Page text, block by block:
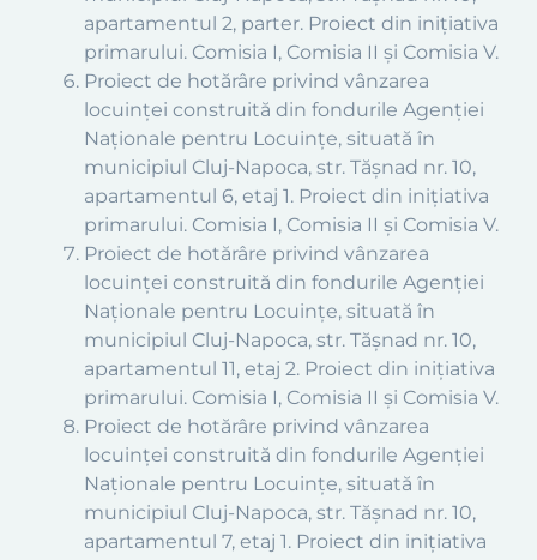
apartamentul 2, parter. Proiect din inițiativa
primarului. Comisia I, Comisia II și Comisia V.
Proiect de hotărâre privind vânzarea
locuinței construită din fondurile Agenției
Naționale pentru Locuințe, situată în
municipiul Cluj-Napoca, str. Tășnad nr. 10,
apartamentul 6, etaj 1. Proiect din inițiativa
primarului. Comisia I, Comisia II și Comisia V.
Proiect de hotărâre privind vânzarea
locuinței construită din fondurile Agenției
Naționale pentru Locuințe, situată în
municipiul Cluj-Napoca, str. Tășnad nr. 10,
apartamentul 11, etaj 2. Proiect din inițiativa
primarului. Comisia I, Comisia II și Comisia V.
Proiect de hotărâre privind vânzarea
locuinței construită din fondurile Agenției
Naționale pentru Locuințe, situată în
municipiul Cluj-Napoca, str. Tășnad nr. 10,
apartamentul 7, etaj 1. Proiect din inițiativa